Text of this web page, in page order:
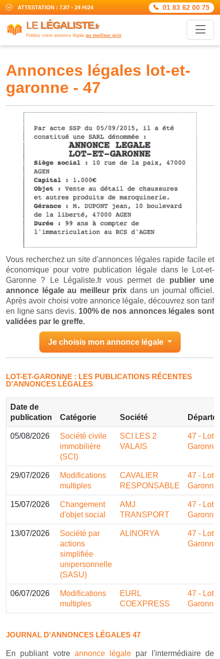
ATTESTATION : 7J/7 - 24 H/24 01 83 62 00 75
LE LÉGALISTE.fr
Publiez votre annonce légale au meilleur prix
annonces légales lot-et-
garonne - 47
Vous recherchez un site d'annonces légales rapide facile et
économique pour votre publication légale dans le Lot-et-
Garonne ? Le Légaliste.fr vous permet de publier une
annonce légale au meilleur prix dans un journal officiel.
Après avoir choisi votre annonce légale, découvrez son tarif
en ligne sans devis. 100% de nos annonces légales sont
validées par le greffe.
Je choisis mon annonce légale
LOT-ET-GARONNE : LES PUBLICATIONS RÉCENTES
D'ANNONCES LÉGALES
Date de
publication
Catégorie Société
05/08/2026
Société civile
immobilière
(SCI)
SCI LES 2
VALAIS
47 - Lot-
Garonne
29/07/2026
Modifications
multiples
CAVALIER
RESPONSABLE
47 - Lot-
Garonne
15/07/2026
Changement
d'objet social
AMJ
TRANSPORT
47 - Lot-
Garonne
13/07/2026
Société par
actions
simplifiée
unipersonnelle
(SASU)
ALINORYA
47 - Lot-
Garonne
06/07/2026
Modifications
multiples
EURL
COEXPRESS
47 - Lot-
Garonne
JOURNAL D'ANNONCES LÉGALES 47
En publiant votre annonce légale par l'intermédiaire de